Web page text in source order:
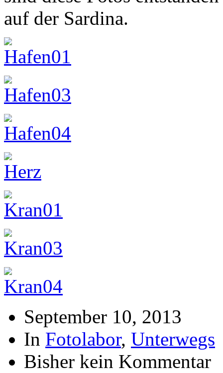
auf der Sardina.
September 10, 2013
In Fotolabor, Unterwegs
Bisher kein Kommentar